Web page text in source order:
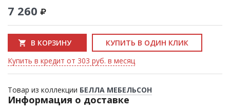
7 260
В КОРЗИНУ
КУПИТЬ В ОДИН КЛИК
Купить в кредит от 303 руб. в месяц
Товар из коллекции БЕЛЛА МЕБЕЛЬСОН
Информация о доставке